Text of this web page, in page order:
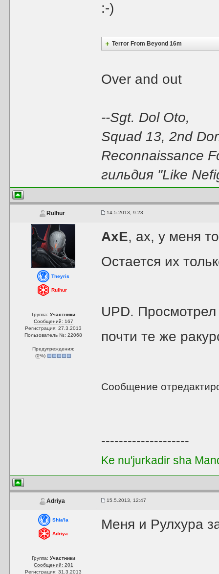
:-)
Terror From Beyond 16m
Over and out
--Sgt. Dol Oto,
Squad 13, 2nd
Reconnaissance
гильдия "Like
Rulhur 14.5.2013, 9:23
Theyris
Rulhur
Группа: Участники
Сообщений: 167
Регистрация: 27.3.2013
Пользователь №: 22068
Предупреждения:
(0%)
AxE, ах, у меня
Остается их
UPD. Просмотрел
почти те же
Сообщение
--------------------
Ke nu'jurkadir sha
Adriya 15.5.2013, 12:47
Shia'la
Adriya
Группа: Участники
Сообщений: 201
Регистрация: 31.3.2013
Меня и Рулхура